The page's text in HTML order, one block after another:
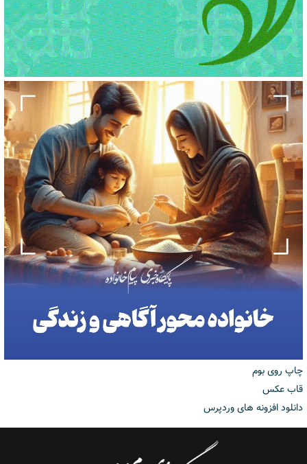
چاپ روی بوم
قاب عکس
دانلود افزونه های وردپرس